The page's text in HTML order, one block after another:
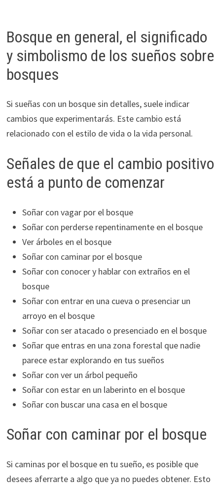
Bosque en general, el significado
y simbolismo de los sueños sobre
bosques
Si sueñas con un bosque sin detalles, suele indicar
cambios que experimentarás. Este cambio está
relacionado con el estilo de vida o la vida personal.
Señales de que el cambio positivo
está a punto de comenzar
Soñar con vagar por el bosque
Soñar con perderse repentinamente en el bosque
Ver árboles en el bosque
Soñar con caminar por el bosque
Soñar con conocer y hablar con extraños en el
bosque
Soñar con entrar en una cueva o presenciar un
arroyo en el bosque
Soñar con ser atacado o presenciado en el bosque
Soñar que entras en una zona forestal que nadie
parece estar explorando en tus sueños
Soñar con ver un árbol pequeño
Soñar con estar en un laberinto en el bosque
Soñar con buscar una casa en el bosque
Soñar con caminar por el bosque
Si caminas por el bosque en tu sueño, es posible que
desees aferrarte a algo que ya no puedes obtener. Esto